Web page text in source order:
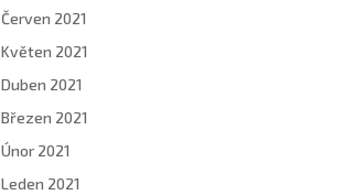
Červen 2021
Květen 2021
Duben 2021
Březen 2021
Únor 2021
Leden 2021